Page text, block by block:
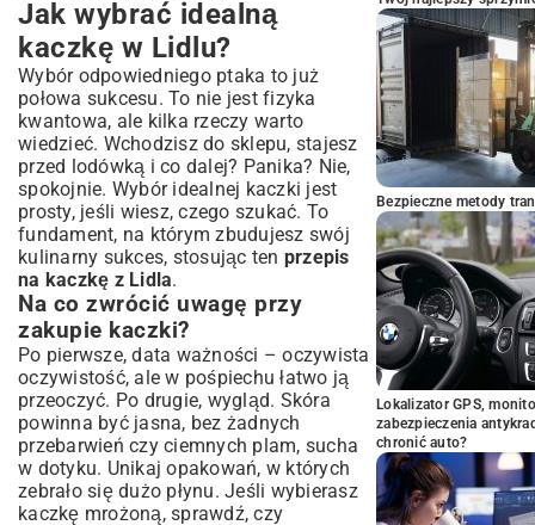
Jak wybrać idealną
kaczkę w Lidlu?
Wybór odpowiedniego ptaka to już
połowa sukcesu. To nie jest fizyka
kwantowa, ale kilka rzeczy warto
wiedzieć. Wchodzisz do sklepu, stajesz
przed lodówką i co dalej? Panika? Nie,
spokojnie. Wybór idealnej kaczki jest
prosty, jeśli wiesz, czego szukać. To
fundament, na którym zbudujesz swój
kulinarny sukces, stosując ten przepis
na kaczkę z Lidla.
Na co zwrócić uwagę przy
zakupie kaczki?
Po pierwsze, data ważności – oczywista
oczywistość, ale w pośpiechu łatwo ją
przeoczyć. Po drugie, wygląd. Skóra
powinna być jasna, bez żadnych
przebarwień czy ciemnych plam, sucha
w dotyku. Unikaj opakowań, w których
zebrało się dużo płynu. Jeśli wybierasz
kaczkę mrożoną, sprawdź, czy
Bezpieczne metody
Lokalizator GPS,
zabezpieczenia
chronić auto?